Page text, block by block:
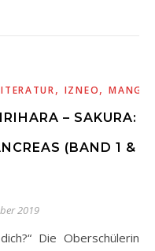
, IZNEO,MANGA
– SAKURA:
(BAND 1 &
2019